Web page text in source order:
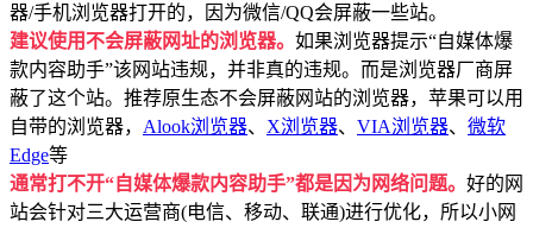
器/手机浏览器打开的，因为微信/QQ会屏蔽一些站。
建议使用不会屏蔽网址的浏览器。 如果浏览器提示“自媒体爆
款内容助手”该网站违规，并非真的违规。而是浏览器厂商屏
蔽了这个站。推荐原生态不会屏蔽网站的浏览器，苹果可以用
自带的浏览器， Alook浏览器、 X浏览器、 VIA浏览器、 微软
Edge等
通常打不开“自媒体爆款内容助手”都是因为网络问题。 好的网
站会针对三大运营商(电信、移动、联通)进行优化，所以小网